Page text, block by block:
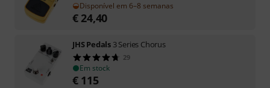
Disponível em 6–8 semanas
€ 24,40
JHS Pedals 3 Series Chorus
29
Em stock
€ 115